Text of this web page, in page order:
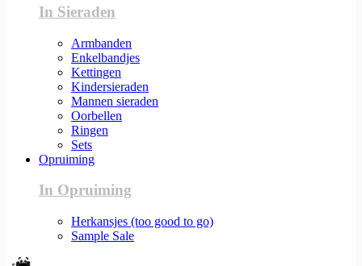
In Sieraden
Armbanden
Enkelbandjes
Kettingen
Kindersieraden
Mannen sieraden
Oorbellen
Ringen
Sets
Opruiming
In Opruiming
Herkansjes (too good to go)
Sample Sale